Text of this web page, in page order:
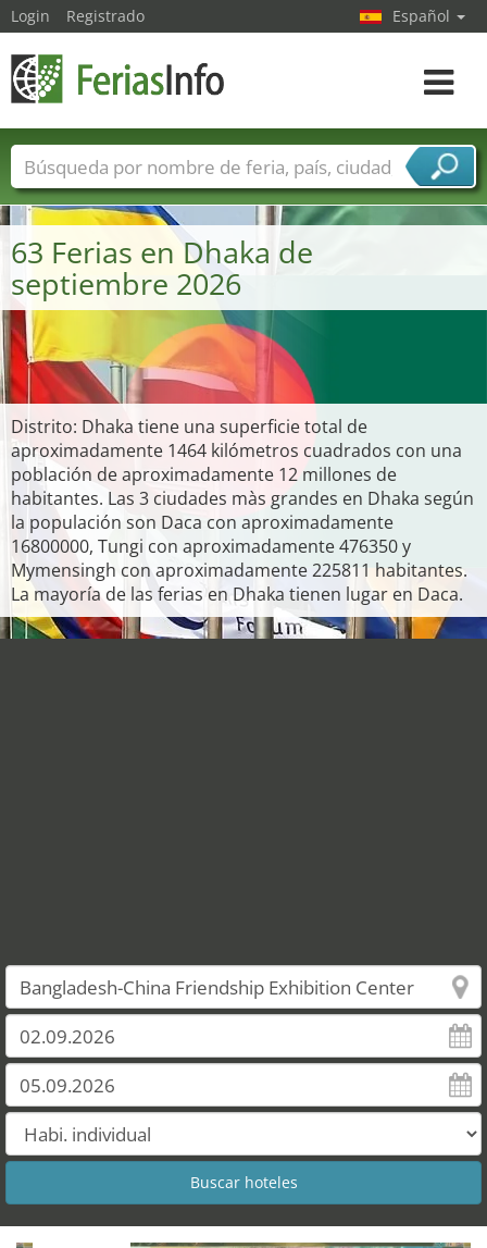
63 Ferias en Dhaka de
septiembre 2026
Distrito: Dhaka tiene una superficie total de
aproximadamente 1464 kilómetros cuadrados con una
población de aproximadamente 12 millones de
habitantes. Las 3 ciudades màs grandes en Dhaka según
la populación son Daca con aproximadamente
16800000, Tungi con aproximadamente 476350 y
Mymensingh con aproximadamente 225811 habitantes.
La mayoría de las ferias en Dhaka tienen lugar en Daca.
Login Registrado Español
toggle
Nombres de ferias Países
Ciudades
Sectores de ferias
Sectores de proveedor de servicios